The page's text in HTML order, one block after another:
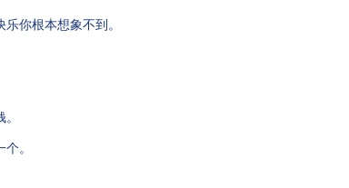
你根本想象不到。
。